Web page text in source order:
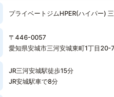
プライベートジムHPER(ハイパー)
〒446-0057
愛知県安城市三河安城東町1丁目20-
JR三河安城駅徒歩15分
JR安城駅車で8分